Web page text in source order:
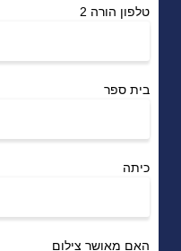
טלפון הורה 2
בית ספר
כיתה
האם מאושר צילום